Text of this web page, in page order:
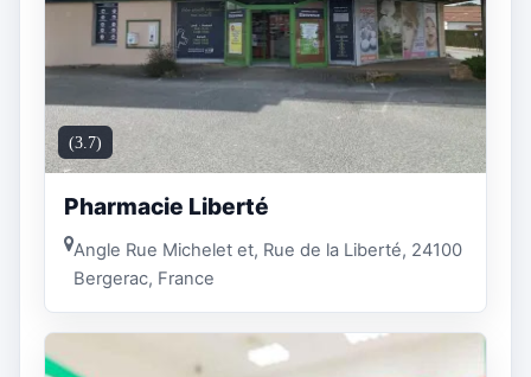
(3.7)
Pharmacie Liberté
Angle Rue Michelet et, Rue de la Liberté, 24100
Bergerac, France